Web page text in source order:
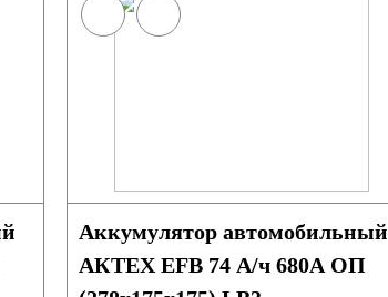
Аккумулятор автомобильный
АКТЕХ EFB 74 А/ч 680А ОП